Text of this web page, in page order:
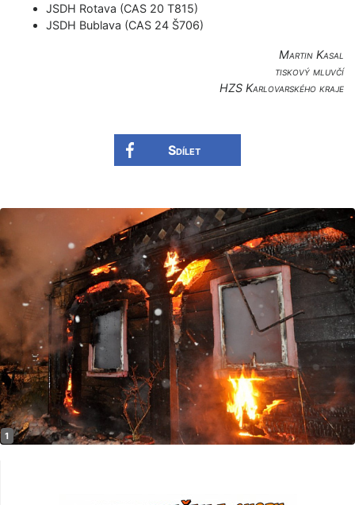
JSDH Rotava (CAS 20 T815)
JSDH Bublava (CAS 24 Š706)
Martin Kasal
tiskový mluvčí
HZS Karlovarského kraje
Sdílet